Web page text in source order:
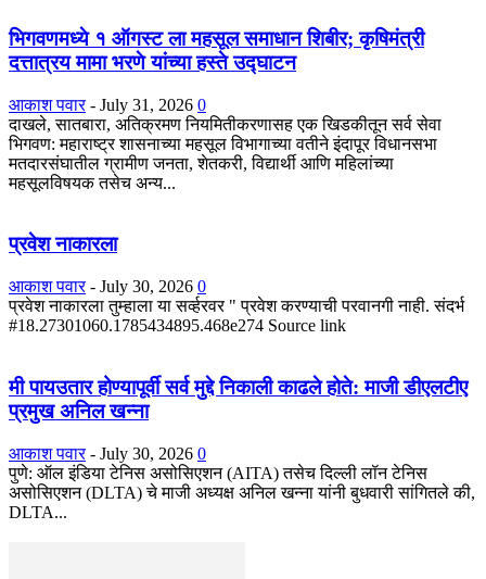
भिगवणमध्ये १ ऑगस्ट ला महसूल समाधान शिबीर; कृषिमंत्री
दत्तात्रय मामा भरणे यांच्या हस्ते उद्घाटन
आकाश पवार - July 31, 2026 0
दाखले, सातबारा, अतिक्रमण नियमितीकरणासह एक खिडकीतून सर्व सेवा
भिगवण: महाराष्ट्र शासनाच्या महसूल विभागाच्या वतीने इंदापूर विधानसभा
मतदारसंघातील ग्रामीण जनता, शेतकरी, विद्यार्थी आणि महिलांच्या
महसूलविषयक तसेच अन्य...
प्रवेश नाकारला
आकाश पवार - July 30, 2026 0
प्रवेश नाकारला तुम्हाला या सर्व्हरवर " प्रवेश करण्याची परवानगी नाही. संदर्भ
#18.27301060.1785434895.468e274 Source link
मी पायउतार होण्यापूर्वी सर्व मुद्दे निकाली काढले होते: माजी डीएलटीए
प्रमुख अनिल खन्ना
आकाश पवार - July 30, 2026 0
पुणे: ऑल इंडिया टेनिस असोसिएशन (AITA) तसेच दिल्ली लॉन टेनिस
असोसिएशन (DLTA) चे माजी अध्यक्ष अनिल खन्ना यांनी बुधवारी सांगितले की,
DLTA...